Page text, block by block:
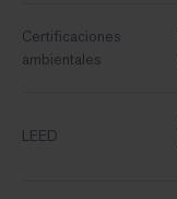
Certificaciones
ambientales
LEED